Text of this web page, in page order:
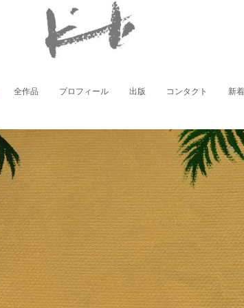
全作品 プロフィール 出版 コンタクト 新